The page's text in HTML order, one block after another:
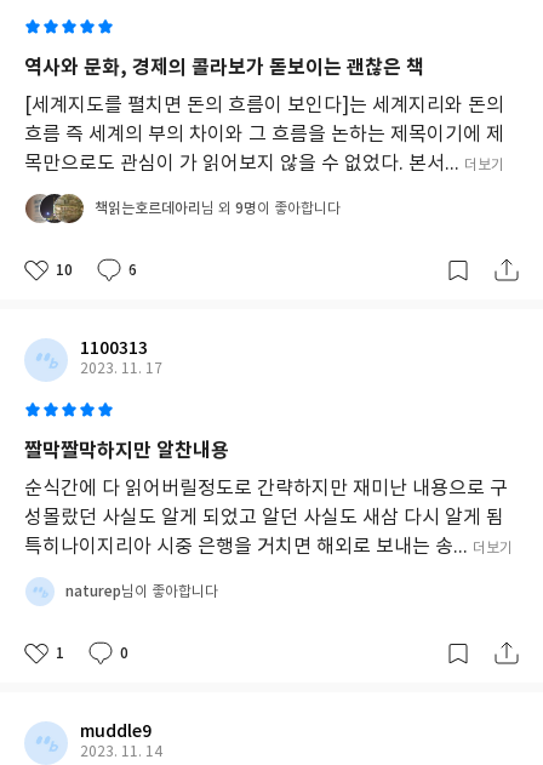
역사와 문화, 경제의 콜라보가 돋보이는 괜찮은 책
[세계지도를 펼치면 돈의 흐름이 보인다]는 세계지리와 돈의
흐름 즉 세계의 부의 차이와 그 흐름을 논하는 제목이기에 제
목만으로도 관심이 가 읽어보지 않을 수 없었다. 본서... 더보기
책읽는호르데아리 님 외 9명이 좋아합니다
10 6
1100313
2023. 11. 17
짤막짤막하지만 알찬내용
순식간에 다 읽어버릴정도로 간략하지만 재미난 내용으로 구
성몰랐던 사실도 알게 되었고 알던 사실도 새삼 다시 알게 됨
특히나이지리아 시중 은행을 거치면 해외로 보내는 송... 더보기
naturep님이 좋아합니다
1 0
muddle9
2023. 11. 14